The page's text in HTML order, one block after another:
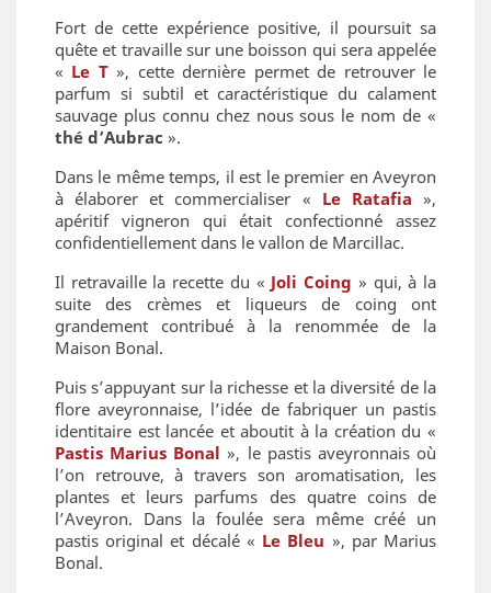
Fort de cette expérience positive, il poursuit sa
quête et travaille sur une boisson qui sera appelée
« Le T», cette dernière permet de retrouver le
parfum si subtil et caractéristique du calament
sauvage plus connu chez nous sous le nom de «
thé d’Aubrac ».
Dans le même temps, il est le premier en Aveyron
à élaborer et commercialiser « Le Ratafia »,
apéritif vigneron qui était confectionné assez
confidentiellement dans le vallon de Marcillac.
Il retravaille la recette du « Joli Coing » qui, à la
suite des crèmes et liqueurs de coing ont
grandement contribué à la renommée de la
Maison Bonal.
Puis s’appuyant sur la richesse et la diversité de la
flore aveyronnaise, l’idée de fabriquer un pastis
identitaire est lancée et aboutit à la création du «
Pastis Marius Bonal », le pastis aveyronnais où
l’on retrouve, à travers son aromatisation, les
plantes et leurs parfums des quatre coins de
l’Aveyron. Dans la foulée sera même créé un
pastis original et décalé « Le Bleu », par Marius
Bonal.